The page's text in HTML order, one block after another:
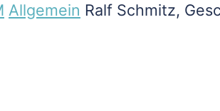
Allgemein Ralf Schmitz,